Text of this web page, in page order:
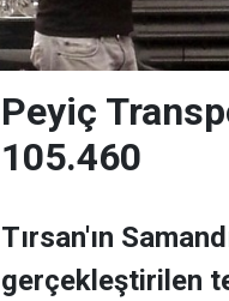
Peyiç
105.460
Tırsan'ın
gerçekleştirilen